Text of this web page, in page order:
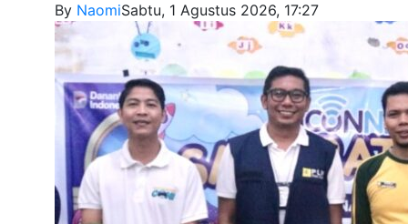
By NaomiSabtu, 1 Agustus 2026, 17:27